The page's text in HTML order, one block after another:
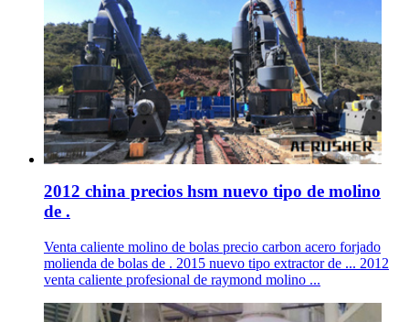
2012 china precios hsm nuevo tipo de molino
de .
Venta caliente molino de bolas precio carbon acero forjado
molienda de bolas de . 2015 nuevo tipo extractor de ... 2012
venta caliente profesional de raymond molino ...